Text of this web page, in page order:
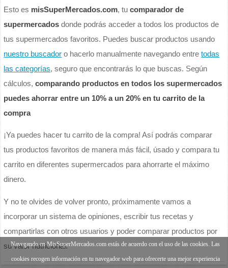
Esto es misSuperMercados.com, tucomparador de
supermercados donde podrás acceder a todos los productos de
tus supermercados favoritos. Puedes buscar productos usando
nuestro buscador o hacerlo manualmente navegando entretodas
las categorías, seguro que encontrarás lo que buscas. Según
cálculos,comparando productos en todos los supermercados
puedes ahorrar entre un 10% a un 20% en tu carrito de la
compra
¡Ya puedes hacer tu carrito de la compra! Así podrás comparar
tus productos favoritos de manera más fácil, úsado y compara tu
carrito en diferentes supermercados para ahorrarte el máximo
dinero.
Y no te olvides de volver pronto, próximamente vamos a
incorporar un sistema de opiniones, escribir tus recetas y
compartirlas con otros usuarios y poder comparar productos por
su valor nutricional.
Navegando en MisSuperMercados.com estás de acuerdo con el uso de las cookies. Las
cookies recogen información en tu navegador web para ofrecerte una mejor experiencia